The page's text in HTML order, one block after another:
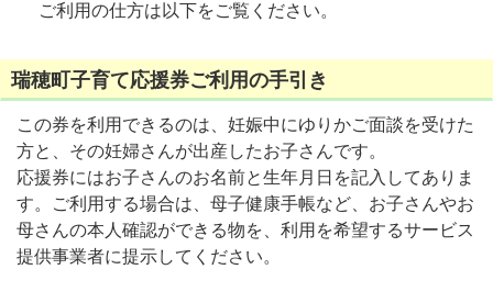
ご利用の仕方は以下をご覧ください。
瑞穂町子育て応援券ご利用の手引き
この券を利用できるのは、妊娠中にゆりかご面談を受けた
方と、その妊婦さんが出産したお子さんです。
応援券にはお子さんのお名前と生年月日を記入してありま
す。ご利用する場合は、母子健康手帳など、お子さんやお
母さんの本人確認ができる物を、利用を希望するサービス
提供事業者に提示してください。